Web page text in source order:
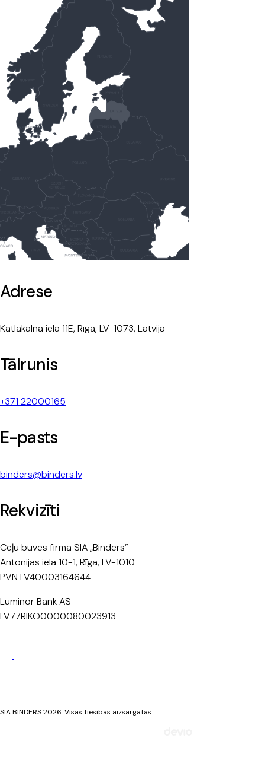
Adrese
Katlakalna iela 11E, Rīga, LV-1073, Latvija
Tālrunis
+371 22000165
E-pasts
binders@binders.lv
Rekvizīti
Ceļu būves firma SIA „Binders”
Antonijas iela 10-1, Rīga, LV-1010
PVN LV40003164644
Luminor Bank AS
LV77RIKO0000080023913
SIA BINDERS 2026. Visas tiesības aizsargātas.